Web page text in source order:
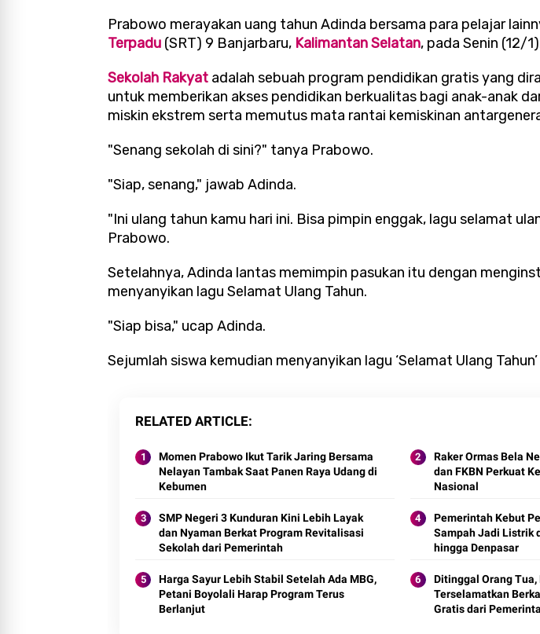
Prabowo merayakan uang tahun Adinda bersama para pelajar
Terpadu (SRT) 9 Banjarbaru, Kalimantan Selatan, pada Senin (12/
Sekolah Rakyat adalah sebuah program pendidikan gratis yang
untuk memberikan akses pendidikan berkualitas bagi anak-anak
miskin ekstrem serta memutus mata rantai kemiskinan
"Senang sekolah di sini?" tanya Prabowo.
"Siap, senang," jawab Adinda.
"Ini ulang tahun kamu hari ini. Bisa pimpin enggak, lagu selamat
Prabowo.
Setelahnya, Adinda lantas memimpin pasukan itu dengan
menyanyikan lagu Selamat Ulang Tahun.
"Siap bisa," ucap Adinda.
Sejumlah siswa kemudian menyanyikan lagu ‘Selamat Ulang
RELATED ARTICLE
Momen Prabowo Ikut Tarik Jaring Bersama
Nelayan Tambak Saat Panen Raya Udang di
Kebumen
Raker Ormas Bela
dan FKBN Perkuat
Nasional
SMP Negeri 3 Kunduran Kini Lebih Layak
dan Nyaman Berkat Program Revitalisasi
Sekolah dari Pemerintah
Pemerintah Kebut
Sampah Jadi Listrik
hingga Denpasar
Harga Sayur Lebih Stabil Setelah Ada MBG,
Petani Boyolali Harap Program Terus
Berlanjut
Ditinggal Orang
Terselamatkan
Gratis dari